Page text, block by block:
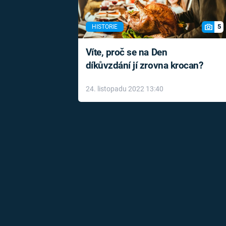
HISTORIE 5
Víte, proč se na Den
díkůvzdání jí zrovna krocan?
24. listopadu 2022 13:40